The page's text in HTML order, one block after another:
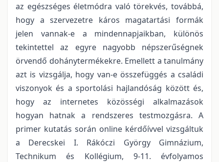
az egészséges életmódra való törekvés, továbbá,
hogy a szervezetre káros magatartási formák
jelen vannak-e a mindennapjaikban, különös
tekintettel az egyre nagyobb népszerűségnek
örvendő dohánytermékekre. Emellett a tanulmány
azt is vizsgálja, hogy van-e összefüggés a családi
viszonyok és a sportolási hajlandóság között és,
hogy az internetes közösségi alkalmazások
hogyan hatnak a rendszeres testmozgásra. A
primer kutatás során online kérdőívvel vizsgáltuk
a Derecskei I. Rákóczi György Gimnázium,
Technikum és Kollégium, 9-11. évfolyamos